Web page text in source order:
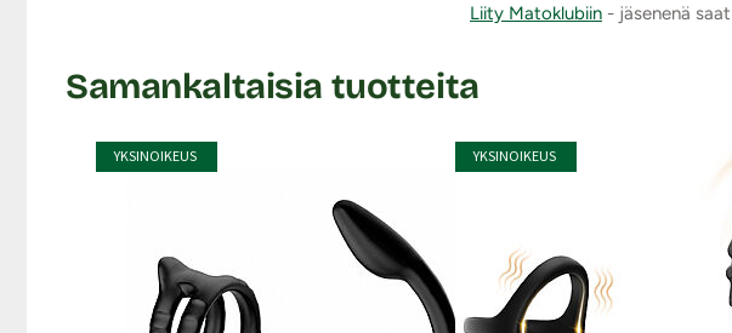
Liity Matoklubiin - jäsenenä saat
Samankaltaisia tuotteita
YKSINOIKEUS YKSINOIKEUS